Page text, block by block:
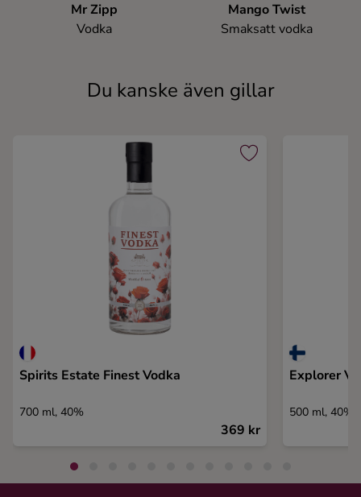
Mr Zipp
Vodka
Mango Twist
Smaksatt vodka
Du kanske även gillar
Spirits Estate Finest Vodka
700 ml, 40%
369 kr
Explorer
500 ml, 40%